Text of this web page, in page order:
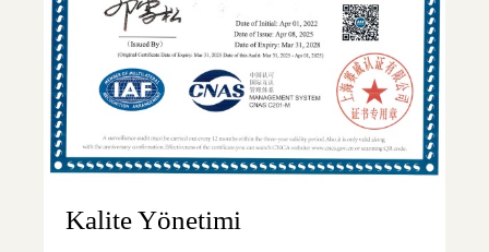
Kalite Yönetimi